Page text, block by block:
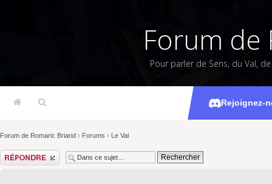
Forum de
Pour parler de Sens, du Val,
Rejoignez-
Forum de Romaric Briand › Forums › Le Val
Répondre